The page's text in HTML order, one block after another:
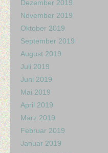
Dezember 2019
November 2019
Oktober 2019
September 2019
August 2019
Juli 2019
Juni 2019
Mai 2019
April 2019
März 2019
Februar 2019
Januar 2019